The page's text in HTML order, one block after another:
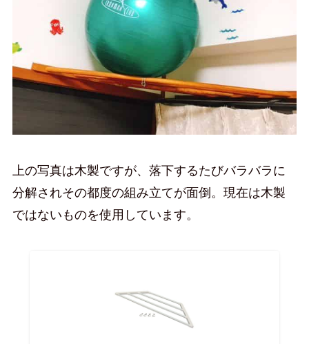
上の写真は木製ですが、落下するたびバラバラに
分解されその都度の組み立てが面倒。現在は木製
ではないものを使用しています。